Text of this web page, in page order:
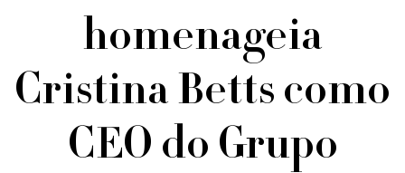
homenageia
Cristina Betts como
CEO do Grupo